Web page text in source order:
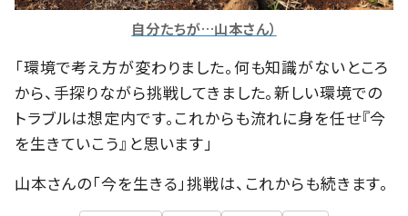
自分たちが…山本さん）
「環境で考え方が変わりました。何も知識がないところ
から、手探りながら挑戦してきました。新しい環境での
トラブルは想定内です。これからも流れに身を任せ『今
を生きていこう』と思います」
山本さんの「今を生きる」挑戦は、これからも続きます。